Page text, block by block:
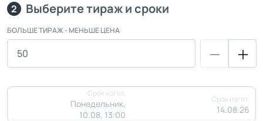
2 Выберите тираж и сроки
БОЛЬШЕ ТИРАЖ - МЕНЬШЕ ЦЕНА
Срок изгот.
Понедельник,
10.08, 13:00
Срок изгот.
14.08.26